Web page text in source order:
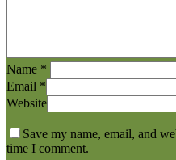
Name *
Email *
Website
Save my name, email, and
time I comment.